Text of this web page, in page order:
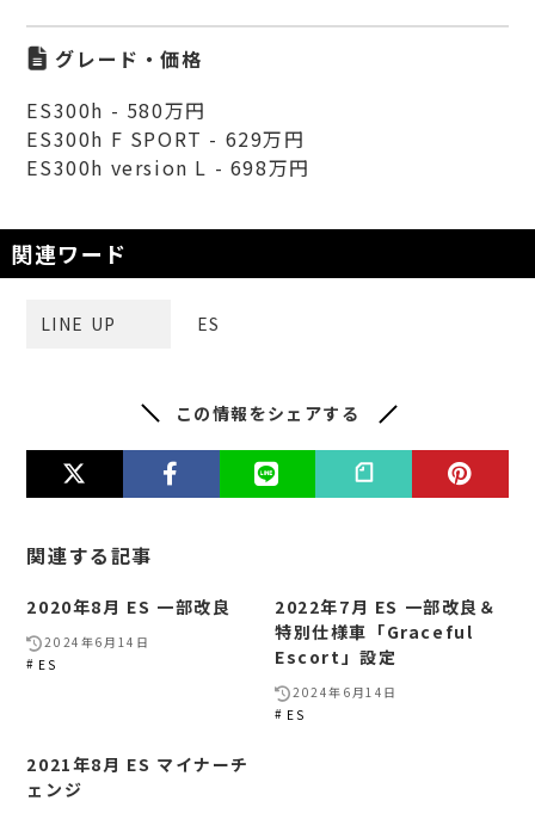
グレード・価格
ES300h - 580万円
ES300h F SPORT - 629万円
ES300h version L - 698万円
関連ワード
LINE UP ES
この情報をシェアする
関連する記事
2020年8月 ES 一部改良
2024年6月14日
ES
2022年7月 ES 一部改良＆
特別仕様車「Graceful
Escort」設定
2024年6月14日
ES
2021年8月 ES マイナーチ
ェンジ